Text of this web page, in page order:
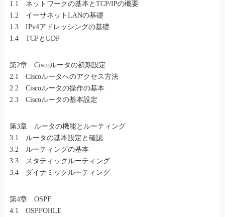
1.1 ネットワークの基本とTCP/IPの概要
1.2 イーサネットLANの基礎
1.3 IPv4アドレッシングの基礎
1.4 TCPとUDP
第2章 Ciscoルータの初期設定
2.1 Ciscoルータへのアクセス方法
2.2 Ciscoルータの操作の基本
2.3 Ciscoルータの基本設定
第3章 ルータの機能とルーティング
3.1 ルータの基本設定と確認
3.2 ルーティングの基本
3.3 スタティックルーティング
3.4 ダイナミックルーティング
第4章 OSPF
4.1 OSPFOHLE